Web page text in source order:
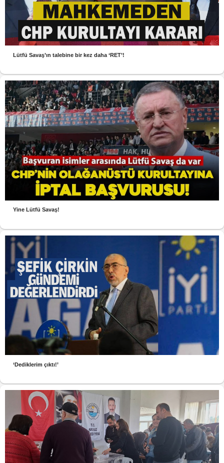
Lütfü Savaş’ın talebine bir kez daha ‘RET’!
Yine Lütfü Savaş!
‘Dediklerim çıktı!’